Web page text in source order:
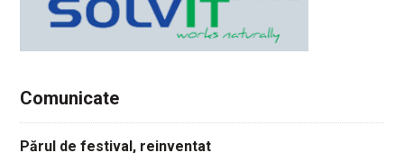
Comunicate
Părul de festival, reinventat